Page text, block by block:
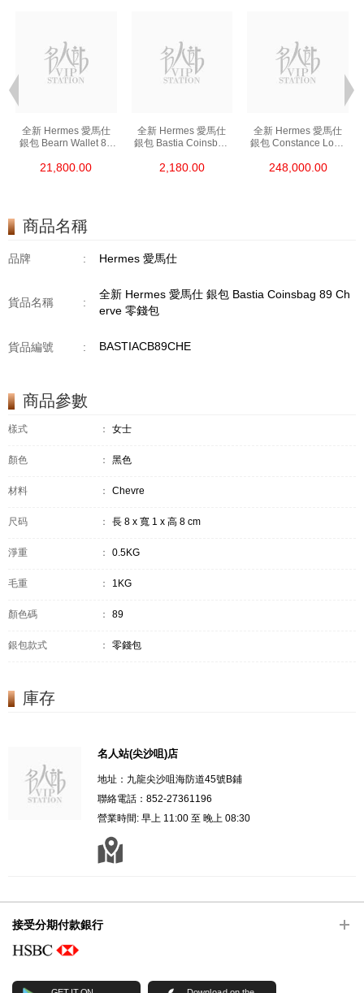
全新 Hermes 愛馬仕
銀包 Bearn Wallet 89
短身抽帶款銀包
21,800.00
全新 Hermes 愛馬仕
銀包 Bastia Coinsbag
零錢包
2,180.00
全新 Hermes 愛馬仕
銀包 Constance Long
Croco 銀扣
248,000.00
商品名稱
品牌 : Hermes 愛馬仕
貨品名稱 :
全新 Hermes 愛馬仕 銀包 Bastia Coinsbag 89 Ch
erve 零錢包
貨品編號 : BASTIACB89CHE
商品參數
樣式 ： 女士
顏色 ： 黑色
材料 ： Chevre
尺码 ： 長 8 x 寬 1 x 高 8 cm
淨重 ： 0.5KG
毛重 ： 1KG
顏色碼 ： 89
銀包款式 ： 零錢包
庫存
名人站(尖沙咀)店
地址：九龍尖沙咀海防道45號B鋪
聯絡電話：852-27361196
營業時間: 早上 11:00 至 晚上 08:30
接受分期付款銀行